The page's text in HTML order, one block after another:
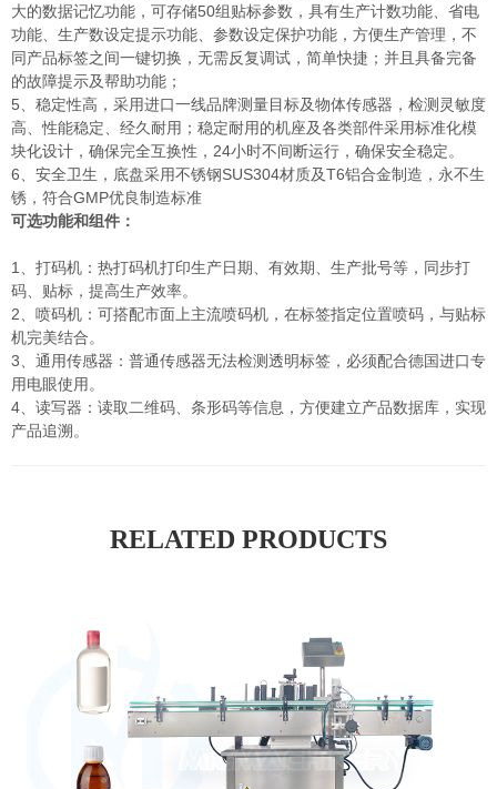
大的数据记忆功能，可存储50组贴标参数，具有生产计数功能、省电
功能、生产数设定提示功能、参数设定保护功能，方便生产管理，不
同产品标签之间一键切换，无需反复调试，简单快捷；并且具备完备
的故障提示及帮助功能；
5、稳定性高，采用进口一线品牌测量目标及物体传感器，检测灵敏度
高、性能稳定、经久耐用；稳定耐用的机座及各类部件采用标准化模
块化设计，确保完全互换性，24小时不间断运行，确保安全稳定。
6、安全卫生，底盘采用不锈钢SUS304材质及T6铝合金制造，永不生
锈，符合GMP优良制造标准
可选功能和组件：
1、打码机：热打码机打印生产日期、有效期、生产批号等，同步打
码、贴标，提高生产效率。
2、喷码机：可搭配市面上主流喷码机，在标签指定位置喷码，与贴标
机完美结合。
3、通用传感器：普通传感器无法检测透明标签，必须配合德国进口专
用电眼使用。
4、读写器：读取二维码、条形码等信息，方便建立产品数据库，实现
产品追溯。
RELATED PRODUCTS